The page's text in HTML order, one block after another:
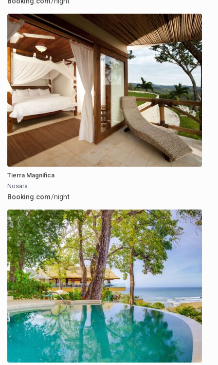
Tierra Magnifica
Nosara
Booking.com/night